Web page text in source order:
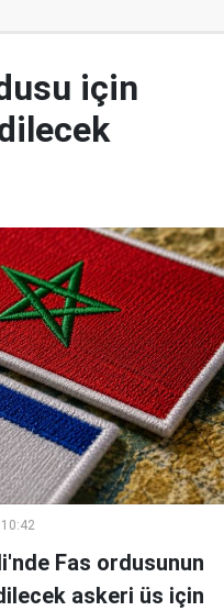
için
Fas ordusunun
askeri üs için